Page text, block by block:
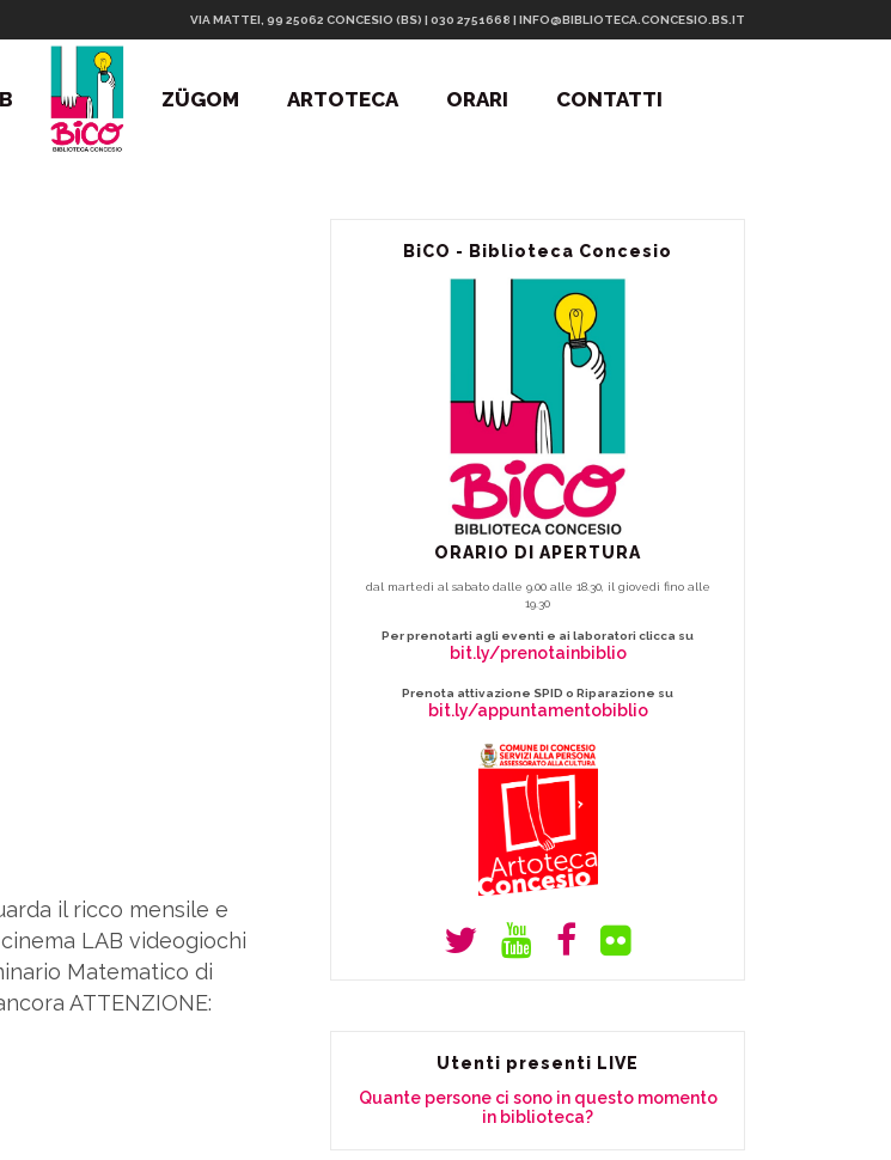
VIA MATTEI, 99 25062 CONCESIO (BS) | 030 2751668 | INFO@BIBLIOTECA.CONCESIO.BS.IT
ZÜGOM ARTOTECA ORARI CONTATTI
il ricco mensile e
LAB videogiochi
Matematico di
ATTENZIONE:
BiCO - Biblioteca Concesio
ORARIO DI APERTURA
dal martedì al sabato dalle 9.00 alle 18.30, il giovedì fino alle
19.30
Per prenotarti agli eventi e ai laboratori clicca su
bit.ly/prenotainbiblio
Prenota attivazione SPID o Riparazione su
bit.ly/appuntamentobiblio
Utenti presenti LIVE
Quante persone ci sono in questo momento
in biblioteca?